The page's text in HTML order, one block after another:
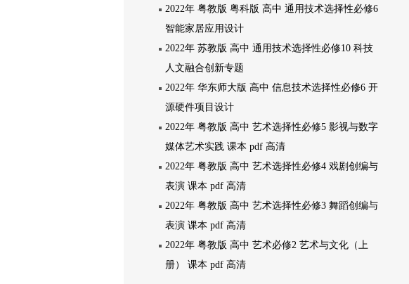
2022年 粤教版 粤科版 高中 通用技术选择性必修6
智能家居应用设计
2022年 苏教版 高中 通用技术选择性必修10 科技
人文融合创新专题
2022年 华东师大版 高中 信息技术选择性必修6 开
源硬件项目设计
2022年 粤教版 高中 艺术选择性必修5 影视与数字
媒体艺术实践 课本 pdf 高清
2022年 粤教版 高中 艺术选择性必修4 戏剧创编与
表演 课本 pdf 高清
2022年 粤教版 高中 艺术选择性必修3 舞蹈创编与
表演 课本 pdf 高清
2022年 粤教版 高中 艺术必修2 艺术与文化（上
册） 课本 pdf 高清